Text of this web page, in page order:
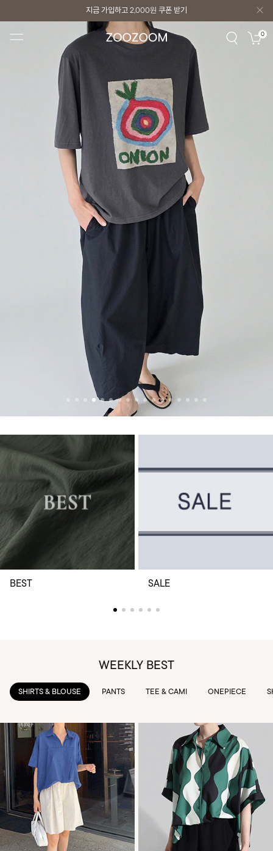
지금 가입하고 2,000원 쿠폰 받기
지금 가입하고 2,000원 쿠폰 받기 0
BEST SALE
WEEKLY BEST
PANTS TEE & CAMI ONEPIECE SKIRTS OUTWEAR